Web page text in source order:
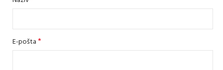
E-pošta*